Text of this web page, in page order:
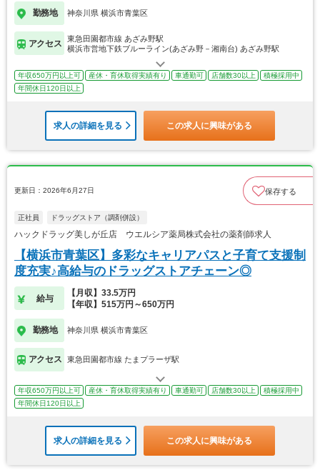
勤務地 神奈川県 横浜市青葉区
アクセス
東急田園都市線 あざみ野駅
横浜市営地下鉄ブルーライン(あざみ野－湘南台) あざみ野駅
年収650万円以上可 産休・育休取得実績有り 車通勤可 店舗数30以上
積極採用中
年間休日120日以上
求人の詳細を見る この求人に興味がある
更新日：2026年6月27日 保存する
正社員 ドラッグストア（調剤併設）
ハックドラッグ美しが丘店 ウエルシア薬局株式会社の薬剤師求人
【横浜市青葉区】多彩なキャリアパスと子育て支援制
度充実♪高給与のドラッグストアチェーン◎
給与
【月収】33.5万円
【年収】515万円～650万円
勤務地 神奈川県 横浜市青葉区
アクセス 東急田園都市線 たまプラーザ駅
年収650万円以上可 産休・育休取得実績有り 車通勤可 店舗数30以上
積極採用中
年間休日120日以上
求人の詳細を見る この求人に興味がある